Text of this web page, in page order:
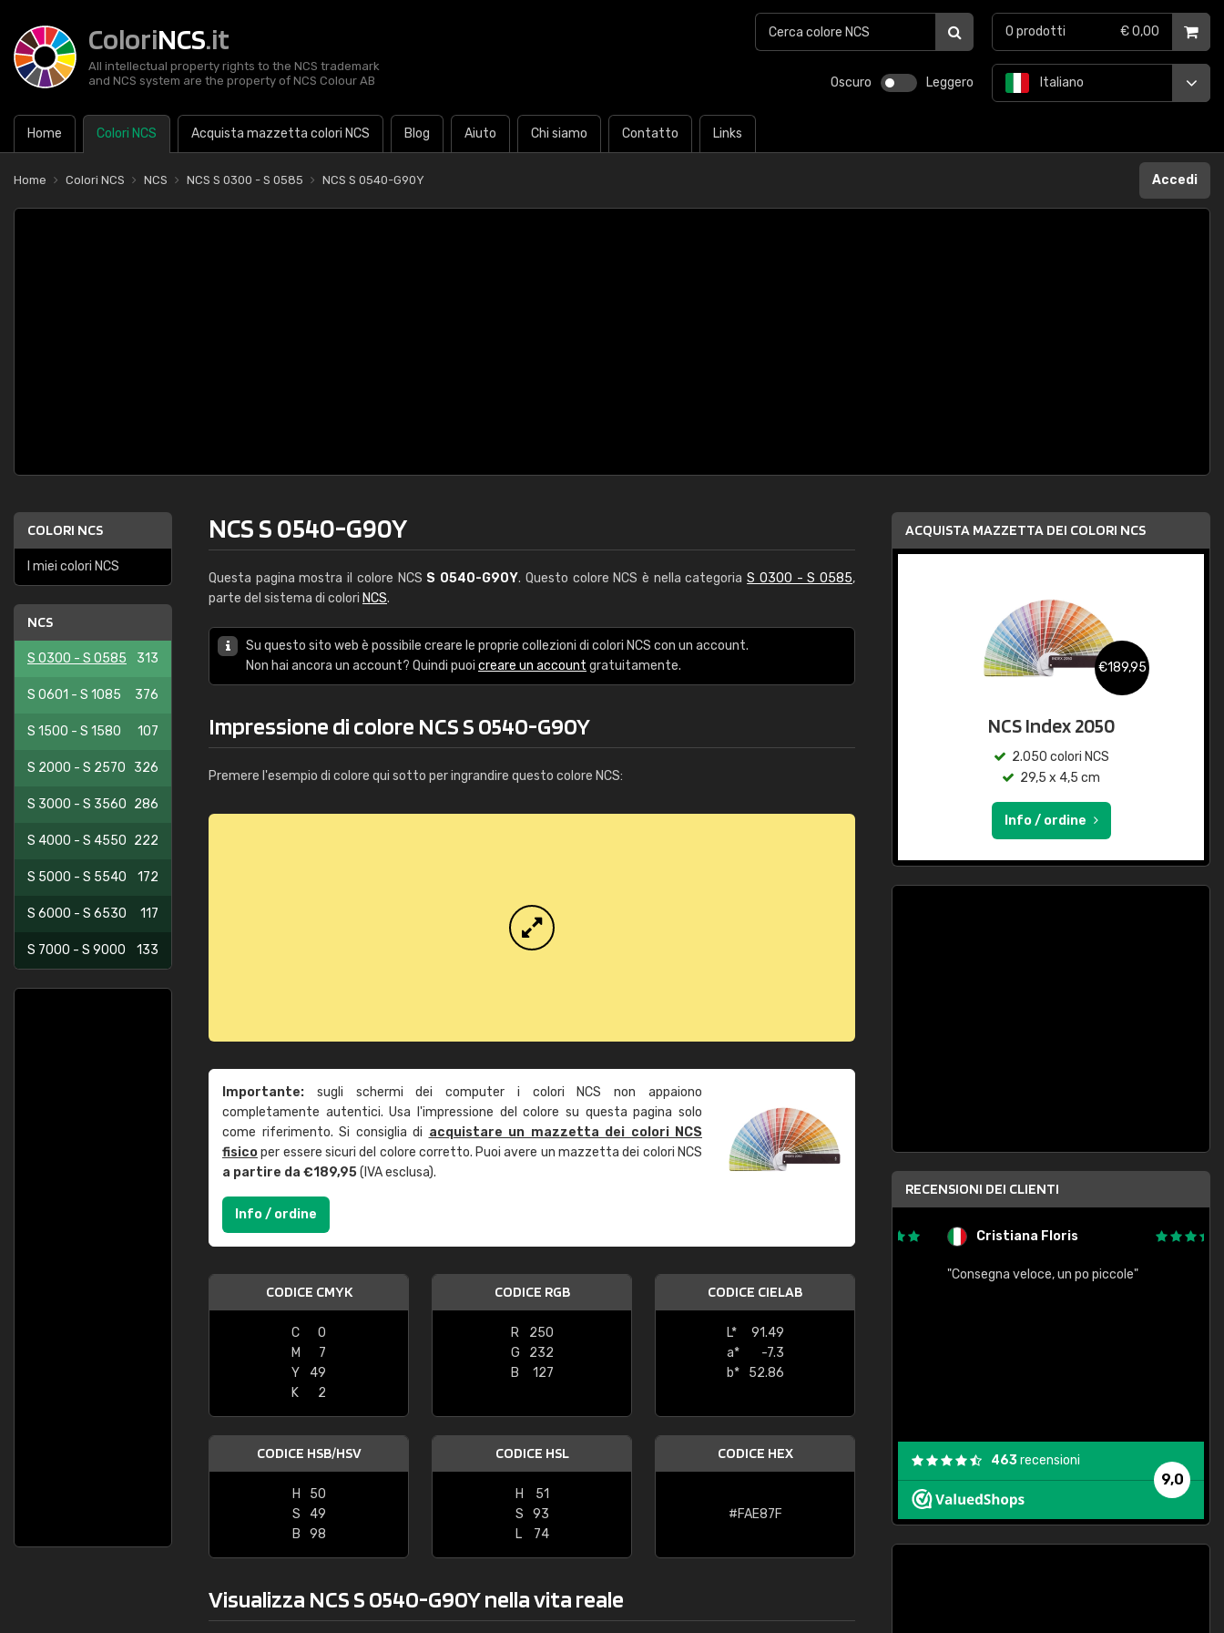
ColoriNCS.it
All intellectual property rights to the NCS trademark
and NCS system are the property of NCS Colour AB
Oscuro Leggero
Home Colori NCS Acquista mazzetta colori NCS Blog Aiuto Chi siamo Contatto Links
Italiano
0 prodotti € 0,00
Home Colori NCS NCS NCS S 0300 - S 0585 NCS S 0540-G90Y Accedi
COLORI NCS
I miei colori NCS
NCS
S 0300 - S 0585 313
S 0601 - S 1085 376
S 1500 - S 1580 107
S 2000 - S 2570 326
S 3000 - S 3560 286
S 4000 - S 4550 222
S 5000 - S 5540 172
S 6000 - S 6530 117
S 7000 - S 9000 133
NCS S 0540-G90Y
Questa pagina mostra il colore NCS S 0540-G90Y. Questo colore NCS è nella categoriaS 0300 - S 0585,
parte del sistema di colori NCS.
Su questo sito web è possibile creare le proprie collezioni di colori NCS con un account.
Non hai ancora un account? Quindi puoi creare un account gratuitamente.
Impressione di colore NCS S 0540-G90Y
Premere l'esempio di colore qui sotto per ingrandire questo colore NCS:
Importante: sugli schermi dei computer i colori NCS non appaiono
completamente autentici. Usa l'impressione del colore su questa pagina solo
come riferimento. Si consiglia di acquistare un mazzetta dei colori NCS
fisicoper essere sicuri del colore corretto. Puoi avere un mazzetta dei colori NCS
a partire da €189,95(IVA esclusa).
Info / ordine
CODICE CMYK
C
0
M
7
Y
49
K
2
CODICE RGB
R
250
G
232
B
127
CODICE CIELAB
L*
91.49
a*
-7.3
b*
52.86
CODICE HSB/HSV
H
50
S
49
B
98
CODICE HSL
H
51
S
93
L
74
CODICE HEX
#FAE87F
Visualizza NCS S 0540-G90Y nella vita reale
ACQUISTA MAZZETTA DEI COLORI NCS
€189,95
NCS Index 2050
2.050 colori NCS
29,5 x 4,5 cm
Info / ordine
RECENSIONI DEI CLIENTI
"buon servizio"
Cristiana Floris
"Consegna veloce, un po piccole"
9,0
463recensioni